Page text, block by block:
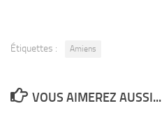
Étiquettes : Amiens
VOUS AIMEREZ AUSSI...